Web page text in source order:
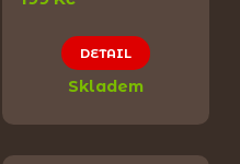
DETAIL
Skladem